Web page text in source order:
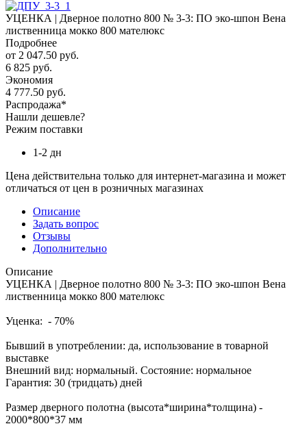
УЦЕНКА | Дверное полотно 800 № 3-3: ПО эко-шпон Вена
лиственница мокко 800 мателюкс
Подробнее
от 2 047.50 руб.
6 825 руб.
Экономия
4 777.50 руб.
Распродажа*
Нашли дешевле?
Режим поставки
1-2 дн
Цена действительна только для интернет-магазина и может
отличаться от цен в розничных магазинах
Описание
Задать вопрос
Отзывы
Дополнительно
Описание
УЦЕНКА | Дверное полотно 800 № 3-3: ПО эко-шпон Вена
лиственница мокко 800 мателюкс
Уценка: - 70%
Бывший в употреблении: да, использование в товарной
выставке
Внешний вид: нормальный. Состояние: нормальное
Гарантия: 30 (тридцать) дней
Размер дверного полотна (высота*ширина*толщина) -
2000*800*37 мм